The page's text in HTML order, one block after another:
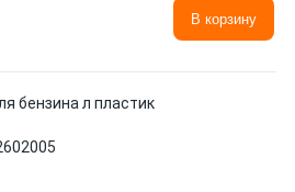
В корзину
бензина л пластик